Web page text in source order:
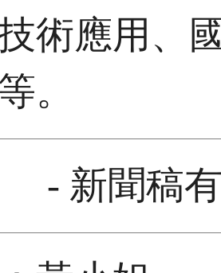
術應用、
。
- 新聞稿